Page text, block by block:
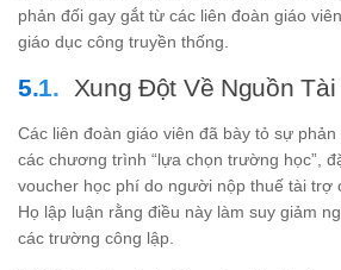
phản đối gay gắt từ các liên đoàn giáo
giáo dục công truyền thống.
Xung Đột Về Nguồn
Các liên đoàn giáo viên đã bày tỏ sự
các chương trình “lựa chọn trường học”,
voucher học phí do người nộp thuế tài trợ
Họ lập luận rằng điều này làm suy giảm
các trường công lập.